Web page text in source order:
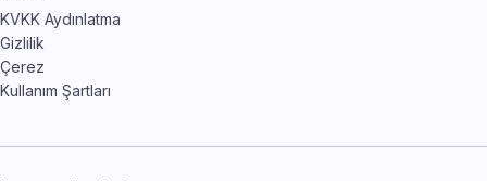
KVKK Aydınlatma
Gizlilik
Çerez
Kullanım Şartları